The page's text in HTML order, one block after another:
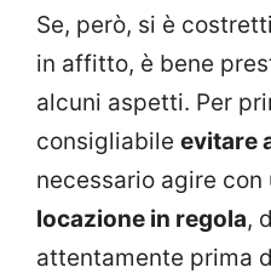
Se, però, si è
in affitto, è bene
alcuni aspetti. Per
consigliabile evitare
necessario agire con
locazione in regola,
attentamente prima